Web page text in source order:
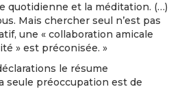
quotidienne et la méditation. (…)
Mais chercher seul n’est pas
une « collaboration amicale
» est préconisée. »
le résume
seule préoccupation est de